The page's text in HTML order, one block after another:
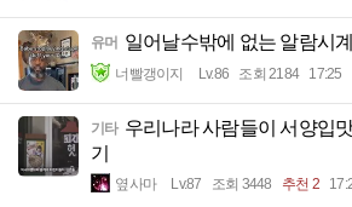
유머 일어날수밖에 없는 알람시계
너빨갱이지 Lv.86 조회 2184 17:25
기타 우리나라 사람들이 서양입
기
옆사마 Lv.87 조회 3448 추천 2